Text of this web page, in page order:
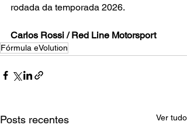
rodada da temporada 2026.
Carlos Rossi / Red Line Motorsport
Fórmula eVolution
Posts recentes Ver tudo